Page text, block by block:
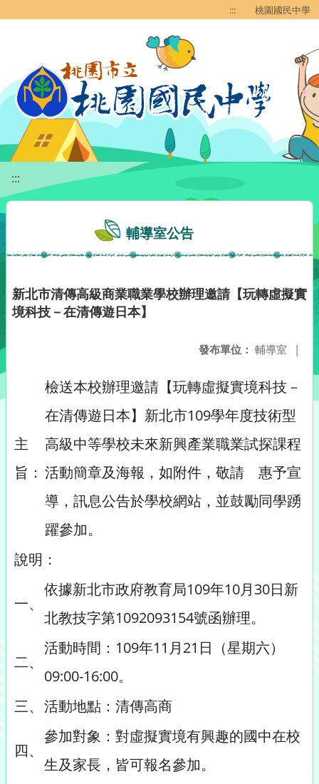
::: 桃園國民中學
:::
輔導室公告
新北市清傳高級商業職業學校辦理邀請【玩轉虛擬實
境科技－在清傳遊日本】
發布單位： 輔導室 |
主
旨：
檢送本校辦理邀請【玩轉虛擬實境科技－
在清傳遊日本】新北市109學年度技術型
高級中等學校未來新興產業職業試探課程
活動簡章及海報，如附件，敬請 惠予宣
導，訊息公告於學校網站，並鼓勵同學踴
躍參加。
說明：
一、
依據新北市政府教育局109年10月30日新
北教技字第1092093154號函辦理。
二、
活動時間：109年11月21日（星期六）
09:00-16:00。
三、 活動地點：清傳高商
四、
參加對象：對虛擬實境有興趣的國中在校
生及家長，皆可報名參加。